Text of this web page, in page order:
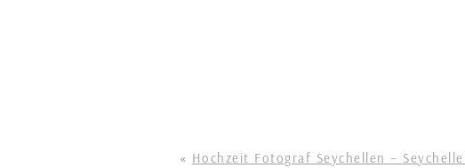
« Hochzeit Fotograf Seychellen –